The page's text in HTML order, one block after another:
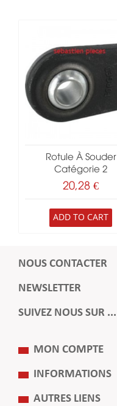
Rotule À Souder
Catégorie 2
20,28 €
ADD TO CART
NOUS CONTACTER
NEWSLETTER
SUIVEZ NOUS SUR ...
MON COMPTE
INFORMATIONS
AUTRES LIENS